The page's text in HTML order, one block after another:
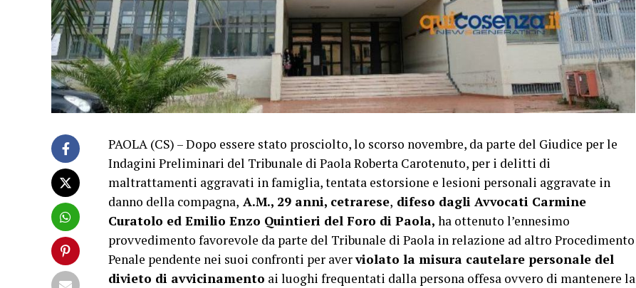
PAOLA (CS) – Dopo essere stato prosciolto, lo scorso novembre, da parte del Giudice per le
Indagini Preliminari del Tribunale di Paola Roberta Carotenuto, per i delitti di
maltrattamenti aggravati in famiglia, tentata estorsione e lesioni personali aggravate in
danno della compagna, A.M., 29 anni, cetrarese, difeso dagli Avvocati Carmine
Curatolo ed Emilio Enzo Quintieri del Foro di Paola, ha ottenuto l’ennesimo
provvedimento favorevole da parte del Tribunale di Paola in relazione ad altro Procedimento
Penale pendente nei suoi confronti per averviolato la misura cautelare personale del
divieto di avvicinamento ai luoghi frequentati dalla persona offesa ovvero di mantenere la